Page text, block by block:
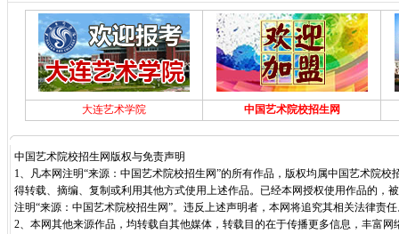
大连艺术学院 中国艺术院校招生网
中国艺术院校招生网版权与免责声明
1、凡本网注明“来源：中国艺术院校招生网”的所有作品，版权均属中国艺术院校
得转载、摘编、复制或利用其他方式使用上述作品。已经本网授权使用作品的，
注明“来源：中国艺术院校招生网”。违反上述声明者，本网将追究其相关法律责
2、本网其他来源作品，均转载自其他媒体，转载目的在于传播更多信息，丰富